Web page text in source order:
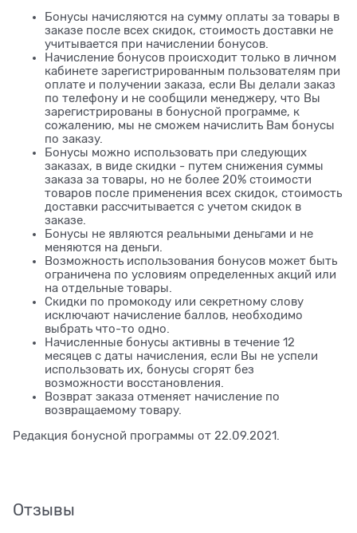
Бонусы начисляются на сумму оплаты за товары в
заказе после всех скидок, стоимость доставки не
учитывается при начислении бонусов.
Начисление бонусов происходит только в личном
кабинете зарегистрированным пользователям при
оплате и получении заказа, если Вы делали заказ
по телефону и не сообщили менеджеру, что Вы
зарегистрированы в бонусной программе, к
сожалению, мы не сможем начислить Вам бонусы
по заказу.
Бонусы можно использовать при следующих
заказах, в виде скидки - путем снижения суммы
заказа за товары, но не более 20% стоимости
товаров после применения всех скидок, стоимость
доставки рассчитывается с учетом скидок в
заказе.
Бонусы не являются реальными деньгами и не
меняются на деньги.
Возможность использования бонусов может быть
ограничена по условиям определенных акций или
на отдельные товары.
Скидки по промокоду или секретному слову
исключают начисление баллов, необходимо
выбрать что-то одно.
Начисленные бонусы активны в течение 12
месяцев с даты начисления, если Вы не успели
использовать их, бонусы сгорят без
возможности восстановления.
Возврат заказа отменяет начисление по
возвращаемому товару.
Редакция бонусной программы от 22.09.2021.
Отзывы